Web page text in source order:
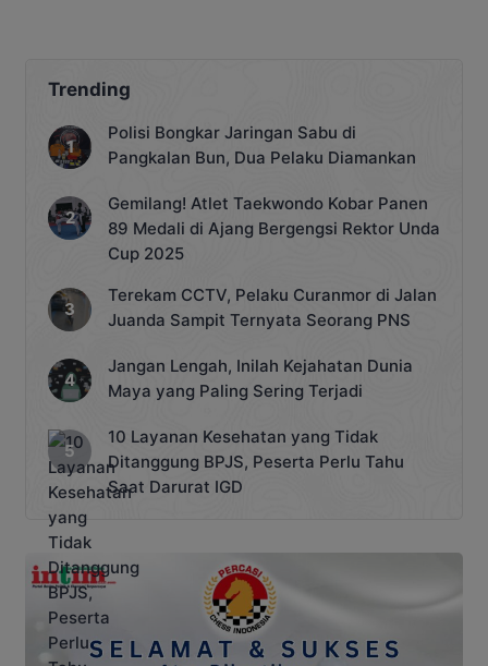
Trending
Polisi Bongkar Jaringan Sabu di
Pangkalan Bun, Dua Pelaku Diamankan
Gemilang! Atlet Taekwondo Kobar Panen
89 Medali di Ajang Bergengsi Rektor Unda
Cup 2025
Terekam CCTV, Pelaku Curanmor di Jalan
Juanda Sampit Ternyata Seorang PNS
Jangan Lengah, Inilah Kejahatan Dunia
Maya yang Paling Sering Terjadi
10 Layanan Kesehatan yang Tidak
Ditanggung BPJS, Peserta Perlu Tahu
Saat Darurat IGD